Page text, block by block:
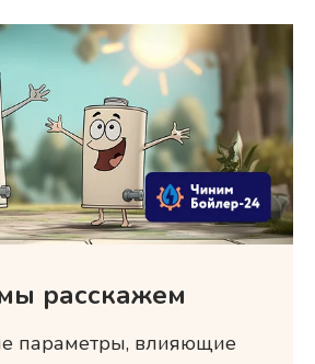
расскажем
параметры, влияющие